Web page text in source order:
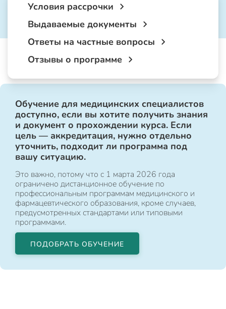
Условия рассрочки
Выдаваемые документы
Ответы на частные вопросы
Отзывы о программе
Обучение для медицинских специалистов
доступно, если вы хотите получить знания
и документ о прохождении курса. Если
цель — аккредитация, нужно отдельно
уточнить, подходит ли программа под
вашу ситуацию.
Это важно, потому что с 1 марта 2026 года
ограничено дистанционное обучение по
профессиональным программам медицинского и
фармацевтического образования, кроме случаев,
предусмотренных стандартами или типовыми
программами.
ПОДОБРАТЬ ОБУЧЕНИЕ